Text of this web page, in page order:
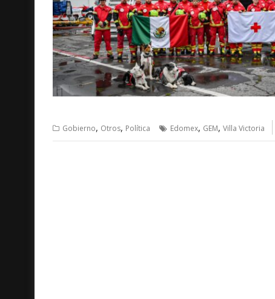
Gobierno, Otros, Política Edomex, GEM, Villa Victoria